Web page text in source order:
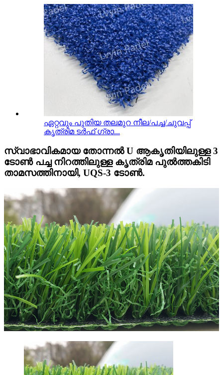
ഏറ്റവും പുതിയ തലമുറ നീല/പച്ച/ചുവപ്പ്
കൃത്രിമ ടർഫ് ഗ്രാ...
സ്വാഭാവികമായ തോന്നൽ U ആകൃതിയിലുള്ള 3
ടോൺ പച്ച നിറത്തിലുള്ള കൃത്രിമ പുൽത്തകിടി
താമസത്തിനായി, UQS-3 ടോൺ.